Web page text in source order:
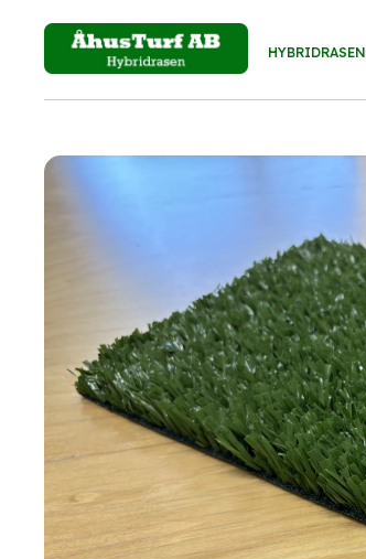
HYBRIDRASEN